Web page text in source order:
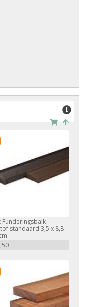
Funderingsbalk
standaard 3,5 x 8,8